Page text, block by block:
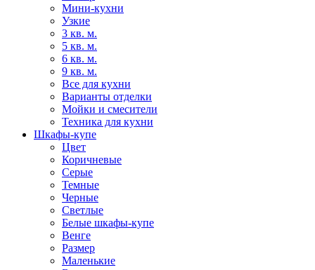
Мини-кухни
Узкие
3 кв. м.
5 кв. м.
6 кв. м.
9 кв. м.
Все для кухни
Варианты отделки
Мойки и смесители
Техника для кухни
Шкафы-купе
Цвет
Коричневые
Серые
Темные
Черные
Светлые
Белые шкафы-купе
Венге
Размер
Маленькие